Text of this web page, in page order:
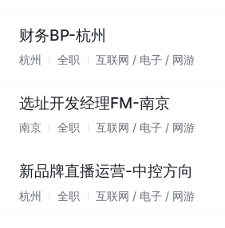
财务BP-杭州
杭州 全职 互联网 / 电子 / 网游
选址开发经理FM-南京
南京 全职 互联网 / 电子 / 网游
新品牌直播运营-中控方向
杭州 全职 互联网 / 电子 / 网游